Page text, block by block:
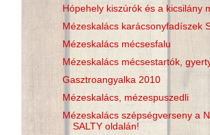
Hópehely kiszúrók és a kicsilány
Mézeskalács karácsonyfadíszek
Mézeskalács mécsesfalu
Mézeskalács mécsestartók,
Gasztroangyalka 2010
Mézeskalács, mézespuszedli
Mézeskalács szépségverseny a
SALTY oldalán!